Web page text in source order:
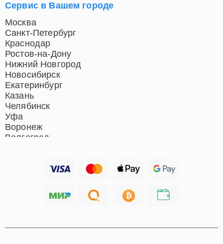
Сервис в Вашем городе
Москва
Санкт-Петербург
Краснодар
Ростов-на-Дону
Нижний Новгород
Новосибирск
Екатеринбург
Казань
Челябинск
Уфа
Воронеж
Волгоград
Хабаровск